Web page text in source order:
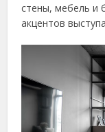
стены, мебель и
акцентов